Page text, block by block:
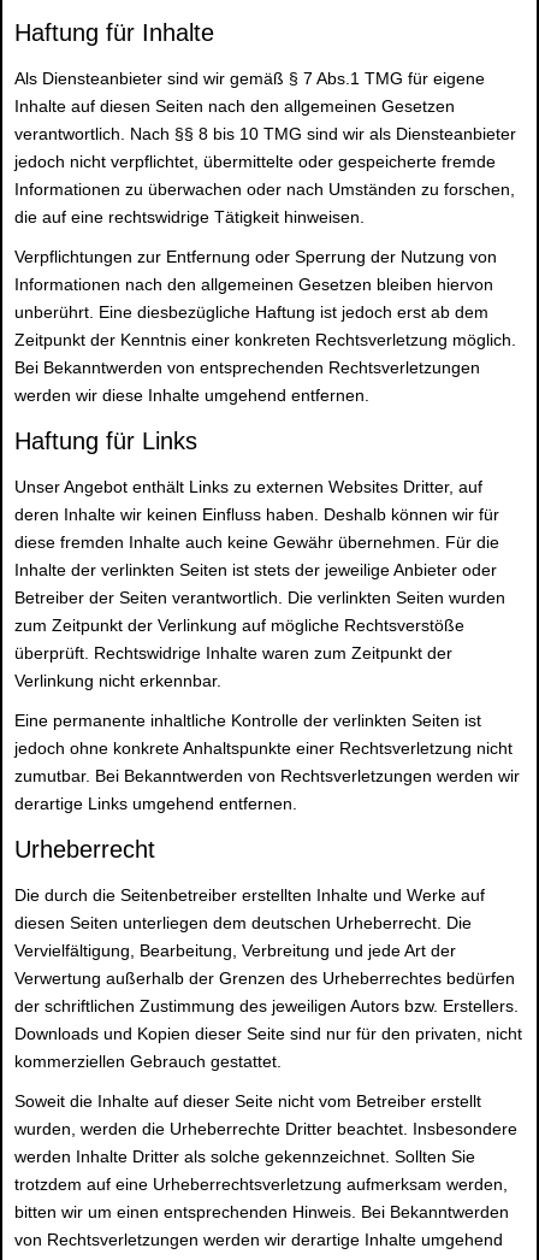
Haftung für Inhalte
Als Diensteanbieter sind wir gemäß § 7 Abs.1 TMG für eigene
Inhalte auf diesen Seiten nach den allgemeinen Gesetzen
verantwortlich. Nach §§ 8 bis 10 TMG sind wir als Diensteanbieter
jedoch nicht verpflichtet, übermittelte oder gespeicherte fremde
Informationen zu überwachen oder nach Umständen zu forschen,
die auf eine rechtswidrige Tätigkeit hinweisen.
Verpflichtungen zur Entfernung oder Sperrung der Nutzung von
Informationen nach den allgemeinen Gesetzen bleiben hiervon
unberührt. Eine diesbezügliche Haftung ist jedoch erst ab dem
Zeitpunkt der Kenntnis einer konkreten Rechtsverletzung möglich.
Bei Bekanntwerden von entsprechenden Rechtsverletzungen
werden wir diese Inhalte umgehend entfernen.
Haftung für Links
Unser Angebot enthält Links zu externen Websites Dritter, auf
deren Inhalte wir keinen Einfluss haben. Deshalb können wir für
diese fremden Inhalte auch keine Gewähr übernehmen. Für die
Inhalte der verlinkten Seiten ist stets der jeweilige Anbieter oder
Betreiber der Seiten verantwortlich. Die verlinkten Seiten wurden
zum Zeitpunkt der Verlinkung auf mögliche Rechtsverstöße
überprüft. Rechtswidrige Inhalte waren zum Zeitpunkt der
Verlinkung nicht erkennbar.
Eine permanente inhaltliche Kontrolle der verlinkten Seiten ist
jedoch ohne konkrete Anhaltspunkte einer Rechtsverletzung nicht
zumutbar. Bei Bekanntwerden von Rechtsverletzungen werden wir
derartige Links umgehend entfernen.
Urheberrecht
Die durch die Seitenbetreiber erstellten Inhalte und Werke auf
diesen Seiten unterliegen dem deutschen Urheberrecht. Die
Vervielfältigung, Bearbeitung, Verbreitung und jede Art der
Verwertung außerhalb der Grenzen des Urheberrechtes bedürfen
der schriftlichen Zustimmung des jeweiligen Autors bzw. Erstellers.
Downloads und Kopien dieser Seite sind nur für den privaten, nicht
kommerziellen Gebrauch gestattet.
Soweit die Inhalte auf dieser Seite nicht vom Betreiber erstellt
wurden, werden die Urheberrechte Dritter beachtet. Insbesondere
werden Inhalte Dritter als solche gekennzeichnet. Sollten Sie
trotzdem auf eine Urheberrechtsverletzung aufmerksam werden,
bitten wir um einen entsprechenden Hinweis. Bei Bekanntwerden
von Rechtsverletzungen werden wir derartige Inhalte umgehend